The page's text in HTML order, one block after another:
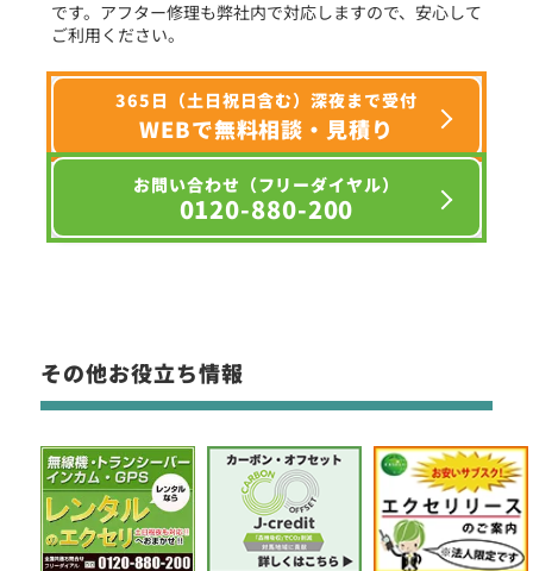
です。アフター修理も弊社内で対応しますので、安心して
ご利用ください。
365日（土日祝日含む）深夜まで受付
WEBで無料相談・見積り
お問い合わせ（フリーダイヤル）
0120-880-200
その他お役立ち情報